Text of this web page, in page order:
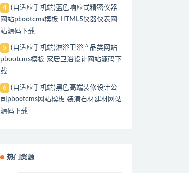
4
(自适应手机端)蓝色响应式精密仪器
网站pbootcms模板 HTML5仪器仪表网
站源码下载
5
(自适应手机端)淋浴卫浴产品类网站
pbootcms模板 家居卫浴设计网站源码下
载
6
(自适应手机端)黑色高端装修设计公
司pbootcms网站模板 装潢石材建材网站
源码下载
热门资源